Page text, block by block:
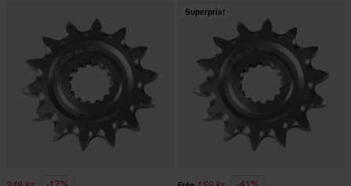
Superpris!